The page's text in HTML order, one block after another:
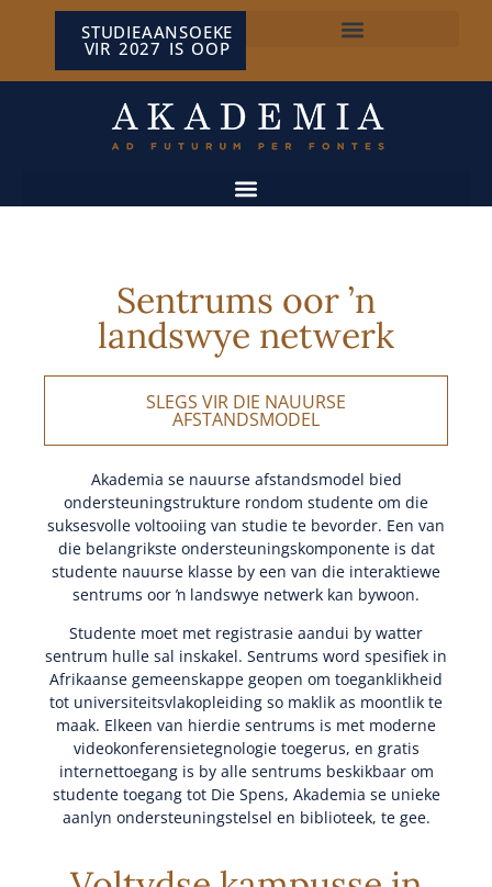
STUDIEAANSOEKE
VIR 2027 IS OOP
Sentrums oor ’n
landswye netwerk
SLEGS VIR DIE NAUURSE
AFSTANDSMODEL
Akademia se nauurse afstandsmodel bied
ondersteuningstrukture rondom studente om die
suksesvolle voltooiing van studie te bevorder. Een van
die belangrikste ondersteuningskomponente is dat
studente nauurse klasse by een van die interaktiewe
sentrums oor ŉ landswye netwerk kan bywoon.
Studente moet met registrasie aandui by watter
sentrum hulle sal inskakel. Sentrums word spesifiek in
Afrikaanse gemeenskappe geopen om toeganklikheid
tot universiteitsvlakopleiding so maklik as moontlik te
maak. Elkeen van hierdie sentrums is met moderne
videokonferensietegnologie toegerus, en gratis
internettoegang is by alle sentrums beskikbaar om
studente toegang tot Die Spens, Akademia se unieke
aanlyn ondersteuningstelsel en biblioteek, te gee.